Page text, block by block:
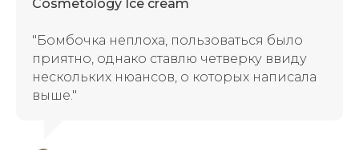
Cosmetology Ice cream
"Бомбочка неплоха, пользоваться было
приятно, однако ставлю четверку ввиду
нескольких нюансов, о которых написала
выше."